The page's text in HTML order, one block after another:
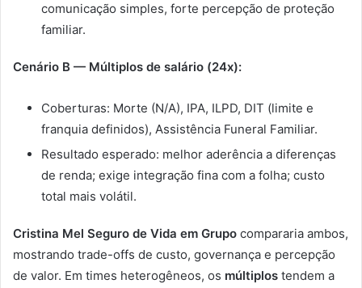
comunicação simples, forte percepção de proteção
familiar.
Cenário B — Múltiplos de salário (24x):
Coberturas: Morte (N/A), IPA, ILPD, DIT (limite e
franquia definidos), Assistência Funeral Familiar.
Resultado esperado: melhor aderência a diferenças
de renda; exige integração fina com a folha; custo
total mais volátil.
Cristina Mel Seguro de Vida em Grupo compararia ambos,
mostrando trade-offs de custo, governança e percepção
de valor. Em times heterogêneos, os múltiplos tendem a